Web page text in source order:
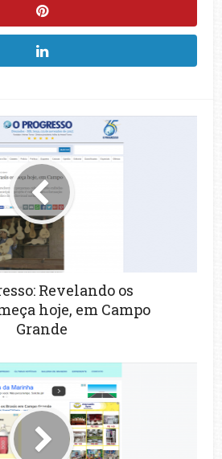
Revelando os
hoje, em Campo
Grande